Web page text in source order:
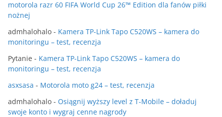
motorola razr 60 FIFA World Cup 26™ Edition dla fanów piłki
nożnej
admhalohalo - Kamera TP-Link Tapo C520WS – kamera do
monitoringu – test, recenzja
Pytanie - Kamera TP-Link Tapo C520WS – kamera do
monitoringu – test, recenzja
asxsasa - Motorola moto g24 – test, recenzja
admhalohalo - Osiągnij wyższy level z T-Mobile – doładuj
swoje konto i wygraj cenne nagrody